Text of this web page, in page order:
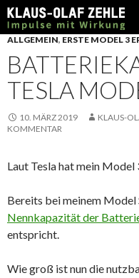
Suchen
SPRINGE
ZUM
INHALT
ALLGEMEIN, ERSTE MODEL 3
TESLA
10. MÄRZ 2019 KLAUS-
KOMMENTAR
Laut Tesla hat mein
Bereits bei meinem Model
Nennkapazität der
entspricht.
Wie groß ist nun die